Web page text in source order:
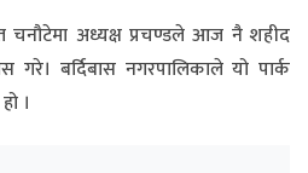
चनौटेमा अध्यक्ष प्रचण्डले आज नै शहीद
गरे। बर्दिबास नगरपालिकाले यो पार्क
।